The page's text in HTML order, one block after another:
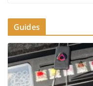
Guides